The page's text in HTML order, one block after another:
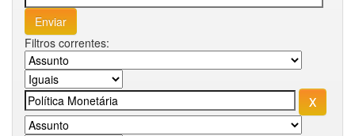
Filtros correntes: